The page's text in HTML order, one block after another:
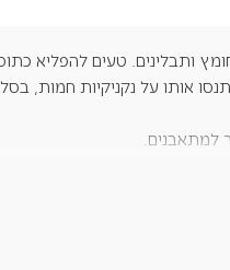
ותבלינים. טעים להפליא
אותו על נקניקיות חמות,